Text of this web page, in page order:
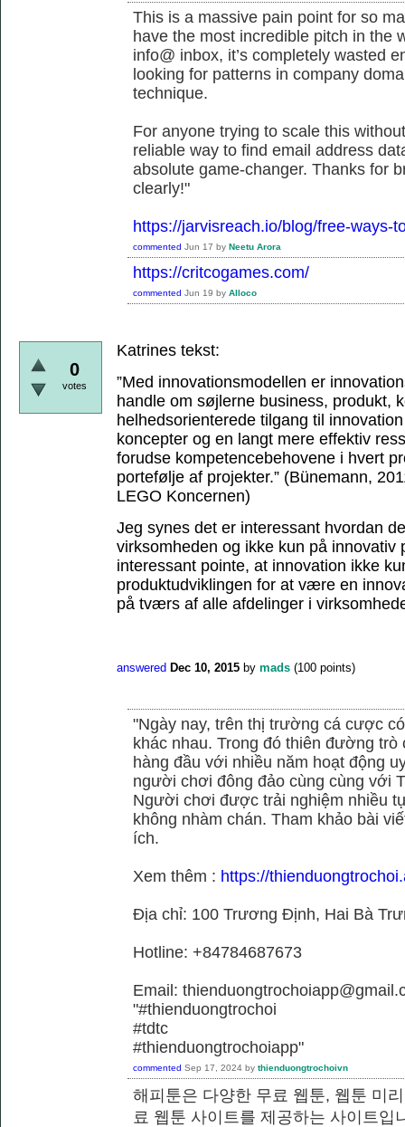
This is a massive pain point for so
have the most incredible pitch in the
info@ inbox, it’s completely wasted
looking for patterns in company
technique.
For anyone trying to scale this
reliable way to find email address
absolute game-changer. Thanks for
clearly!"
https://jarvisreach.io/blog/free-ways-
commented Jun 17 by Neetu Arora
https://critcogames.com/
commented Jun 19 by Alloco
0
votes
Katrines tekst:
”Med innovationsmodellen er
handle om søjlerne business, produkt,
helhedsorienterede tilgang til
koncepter og en langt mere effektiv
forudse kompetencebehovene i hvert
portefølje af projekter.” (Bünemann,
LEGO Koncernen)
Jeg synes det er interessant hvordan
virksomheden og ikke kun på innovativ
interessant pointe, at innovation ikke
produktudviklingen for at være en
på tværs af alle afdelinger i
answered Dec 10, 2015 by mads (100 points)
"Ngày nay, trên thị trường cá cược
khác nhau. Trong đó thiên đường
hàng đầu với nhiều năm hoạt động
người chơi đông đảo cùng cùng với
Người chơi được trải nghiệm nhiều
không nhàm chán. Tham khảo bài
ích.
Xem thêm : https://
Địa chỉ: 100 Trương Định, Hai Bà
Hotline: +84784687673
Email:
"#thienduongtrochoi
#tdtc
#thienduongtrochoiapp"
commented Sep 17, 2024 by thienduongtrochoivn
해피툰은 다양한 무료 웹툰, 웹툰 미
료 웹툰 사이트를 제공하는 사이트